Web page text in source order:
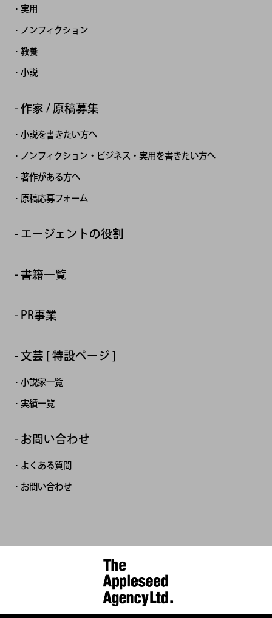
実用
ノンフィクション
教養
小説
作家 / 原稿募集
小説を書きたい方へ
ノンフィクション・ビジネス・実用を書きたい方へ
著作がある方へ
原稿応募フォーム
エージェントの役割
書籍一覧
PR事業
文芸 [ 特設ページ ]
小説家一覧
実績一覧
お問い合わせ
よくある質問
お問い合わせ